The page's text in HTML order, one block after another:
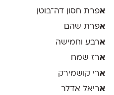
אפרת חסון דה־בוטן
אפרת שהם
ארבע וחמישה
ארז שמח
ארי קושמירק
אריאל אדלר